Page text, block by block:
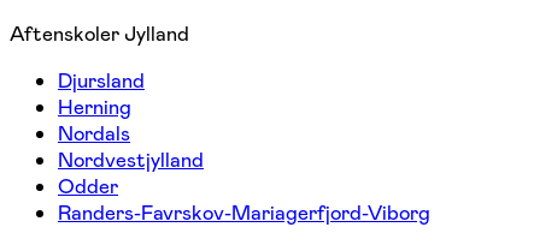
Aftenskoler Jylland
Djursland
Herning
Nordals
Nordvestjylland
Odder
Randers-Favrskov-Mariagerfjord-Viborg